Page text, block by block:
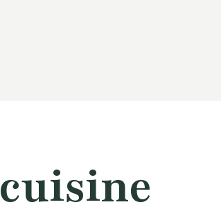
cuisine